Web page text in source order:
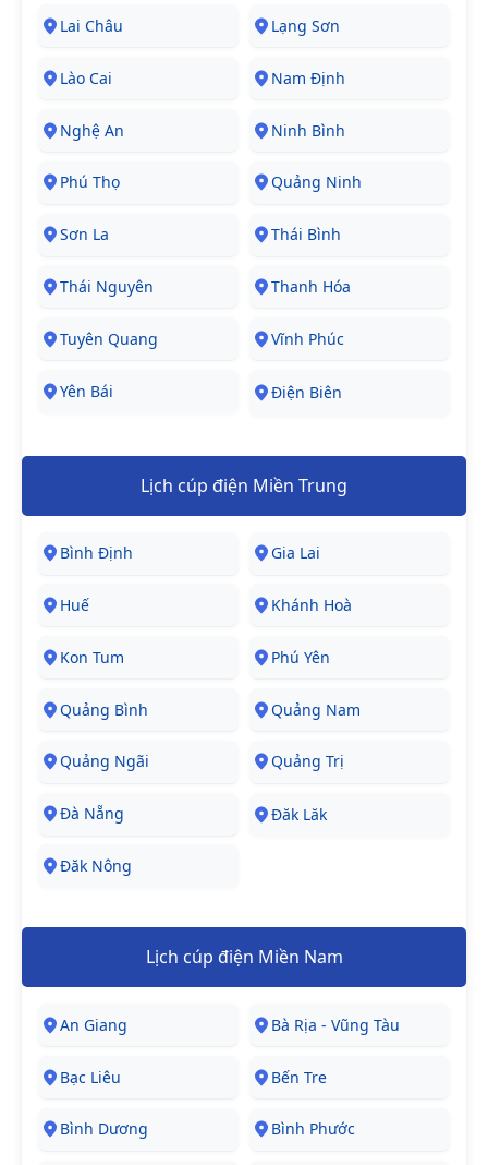
Lai Châu Lạng Sơn
Lào Cai Nam Định
Nghệ An Ninh Bình
Phú Thọ Quảng Ninh
Sơn La Thái Bình
Thái Nguyên Thanh Hóa
Tuyên Quang Vĩnh Phúc
Yên Bái Điện Biên
Lịch cúp điện Miền Trung
Bình Định Gia Lai
Huế Khánh Hoà
Kon Tum Phú Yên
Quảng Bình Quảng Nam
Quảng Ngãi Quảng Trị
Đà Nẵng Đăk Lăk
Đăk Nông
Lịch cúp điện Miền Nam
An Giang Bà Rịa - Vũng Tàu
Bạc Liêu Bến Tre
Bình Dương Bình Phước